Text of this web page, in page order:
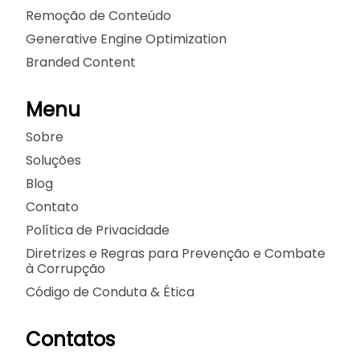
Remoção de Conteúdo
Generative Engine Optimization
Branded Content
Menu
Sobre
Soluções
Blog
Contato
Política de Privacidade
Diretrizes e Regras para Prevenção e Combate
à Corrupção
Código de Conduta & Ética
Contatos